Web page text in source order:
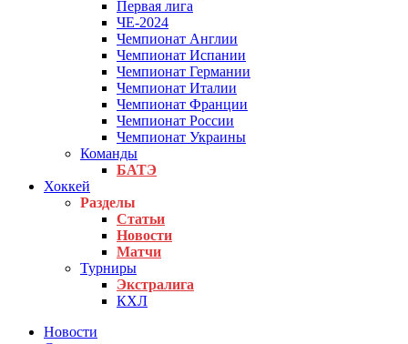
Первая лига
ЧЕ-2024
Чемпионат Англии
Чемпионат Испании
Чемпионат Германии
Чемпионат Италии
Чемпионат Франции
Чемпионат России
Чемпионат Украины
Команды
БАТЭ
Хоккей
Разделы
Статьи
Новости
Матчи
Турниры
Экстралига
КХЛ
Новости